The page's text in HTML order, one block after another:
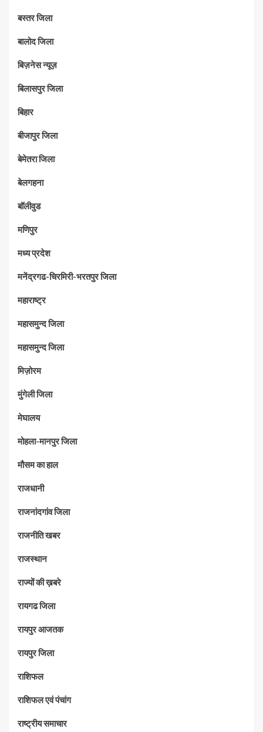
बस्तर जिला
बालोद जिला
बिज़नेस न्यूज़
बिलासपुर जिला
बिहार
बीजापुर जिला
बेमेतरा जिला
बेलगहना
बॉलीवुड
मणिपुर
मध्‍य प्रदेश
मनेंद्रगढ-चिरमिरी-भरतपुर जिला
महाराष्‍ट्र
महासमुन्द जिला
महासमुन्द जिला
मिज़ोरम
मुंगेली जिला
मेघालय
मोहला-मानपुर जिला
मौसम का हाल
राजधानी
राजनांदगांव जिला
राजनीति खबर
राजस्थान
राज्यों की ख़बरे
रायगढ जिला
रायपुर आजतक
रायपुर जिला
राशिफल
राशिफल एवं पंचांग
राष्ट्रीय समाचार